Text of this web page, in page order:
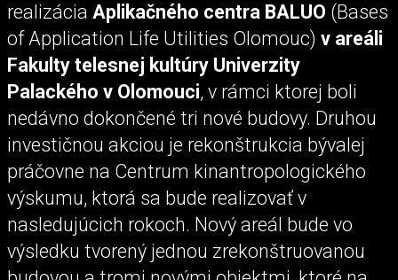
realizácia Aplikačného centra BALUO (Bases
of Application Life Utilities Olomouc) v areáli
Fakulty telesnej kultúry Univerzity
Palackého v Olomouci, v rámci ktorej boli
nedávno dokončené tri nové budovy. Druhou
investičnou akciou je rekonštrukcia bývalej
práčovne na Centrum kinantropologického
výskumu, ktorá sa bude realizovať v
nasledujúcich rokoch. Nový areál bude vo
výsledku tvorený jednou zrekonštruovanou